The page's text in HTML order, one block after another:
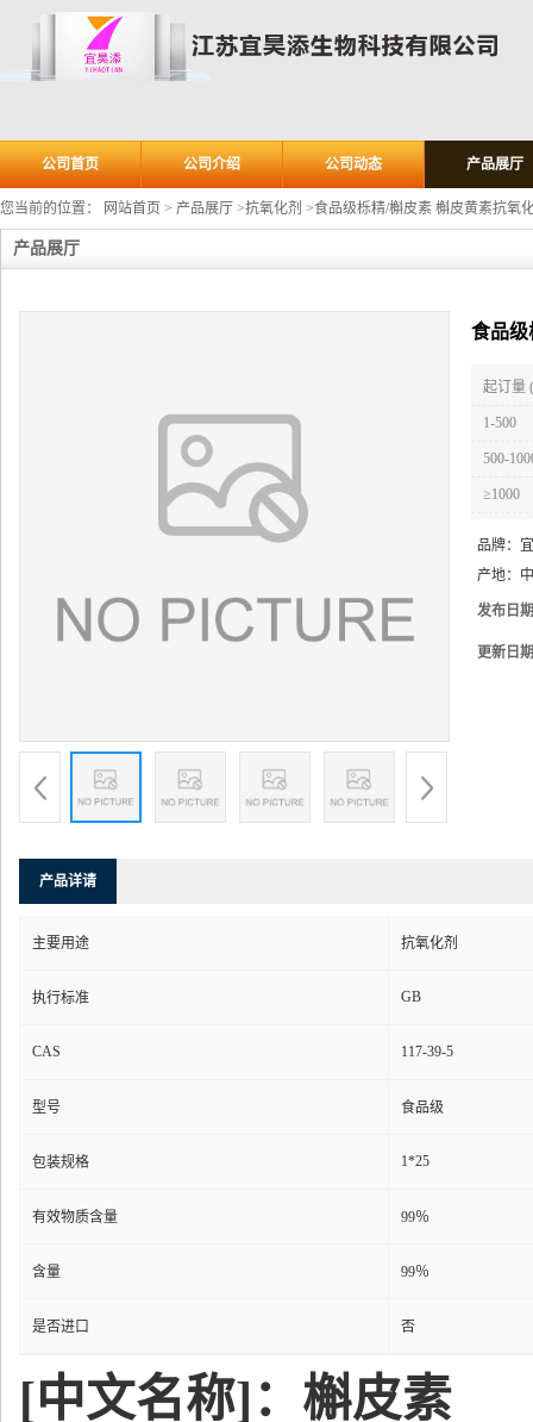
公司首页 公司介绍 公司动态 产品展厅
您当前的位置： 网站首页 > 产品展厅 >抗氧化剂 >食品级栎精/槲皮素 槲皮黄素抗氧
产品展厅
食品级
起订量
1-500
500-
≥1000
品牌：
产地：
发布日
更新日
产品详请
主要用途 抗氧化剂
执行标准 GB
CAS 117-39-5
型号 食品级
包装规格 1*25
有效物质含量 99％
含量 99％
是否进口 否
[中文名称]：槲皮素